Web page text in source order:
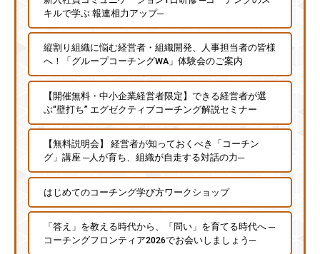
キルで学ぶ 報連相力アップ─
縦割り組織に悩む経営者・組織開発、人事担当者の皆様
へ！「グループコーチングWA」体験会のご案内
【開催無料・中小企業経営者限定】できる経営者が選
ぶ“壁打ち” エグゼクティブコーチング解説セミナー
【無料説明会】 経営者が知っておくべき「コーチン
グ」講座 ─人が育ち、組織が自走する対話の力─
はじめてのコーチング学び方ワークショップ
「答え」を教える時代から、「問い」を育てる時代へ ─
コーチングフロンティア2026でお会いしましょう─